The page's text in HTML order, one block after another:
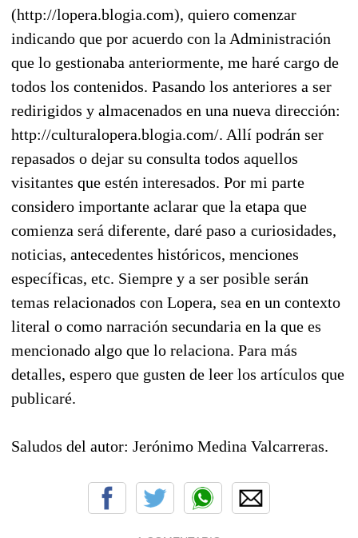
(http://lopera.blogia.com), quiero comenzar
indicando que por acuerdo con la Administración
que lo gestionaba anteriormente, me haré cargo de
todos los contenidos. Pasando los anteriores a ser
redirigidos y almacenados en una nueva dirección:
http://culturalopera.blogia.com/. Allí podrán ser
repasados o dejar su consulta todos aquellos
visitantes que estén interesados. Por mi parte
considero importante aclarar que la etapa que
comienza será diferente, daré paso a curiosidades,
noticias, antecedentes históricos, menciones
específicas, etc. Siempre y a ser posible serán
temas relacionados con Lopera, sea en un contexto
literal o como narración secundaria en la que es
mencionado algo que lo relaciona. Para más
detalles, espero que gusten de leer los artículos que
publicaré.
Saludos del autor: Jerónimo Medina Valcarreras.